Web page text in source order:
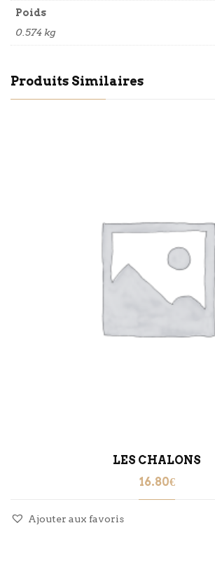
Poids
0.574 kg
Produits Similaires
LES CHALONS
16.80€
Ajouter aux favoris